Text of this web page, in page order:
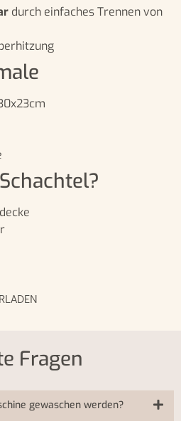
durch einfaches Trennen von
Fragen
gewaschen werden?